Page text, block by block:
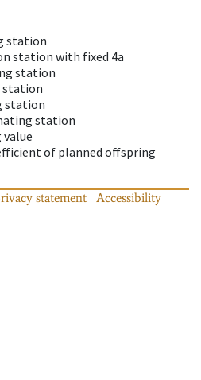
station
station with fixed 4a
station
station
station
station
of planned offspring
statement
Accessibility